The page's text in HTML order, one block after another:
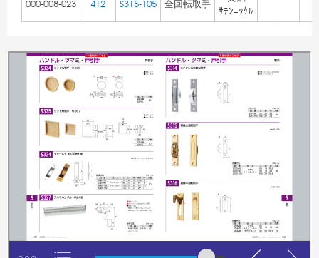
000-008-023 412 S315-105 全回転取手
ｻﾃﾝﾆｯｹﾙ